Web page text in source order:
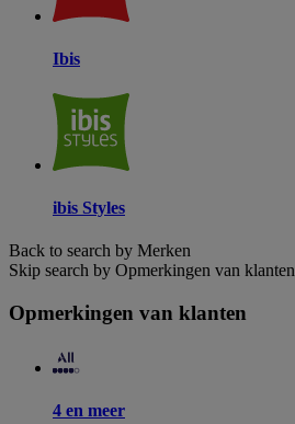
Ibis
ibis Styles
Back to search by Merken
Skip search by Opmerkingen van klanten
Opmerkingen van klanten
4 en meer